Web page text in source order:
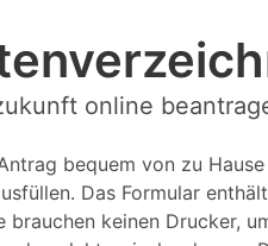
online
bequem von zu
Das Formular
brauchen keinen Drucker,